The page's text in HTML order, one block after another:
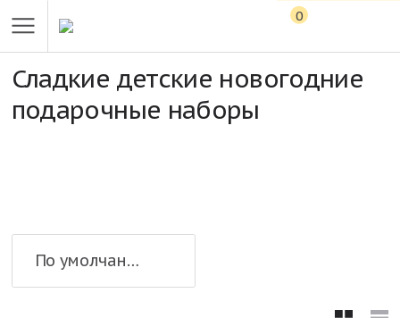
0
Сладкие детские новогодние
подарочные наборы
По умолчанию